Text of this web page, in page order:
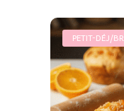
PETIT-DÉJ/